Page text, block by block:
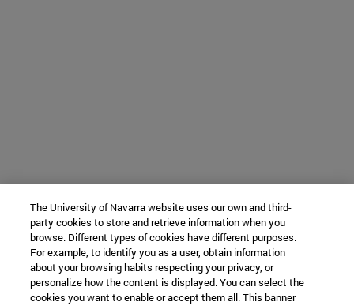
The University of Navarra website uses our own and third-
party cookies to store and retrieve information when you
browse. Different types of cookies have different purposes.
For example, to identify you as a user, obtain information
about your browsing habits respecting your privacy, or
personalize how the content is displayed. You can select the
cookies you want to enable or accept them all. This banner